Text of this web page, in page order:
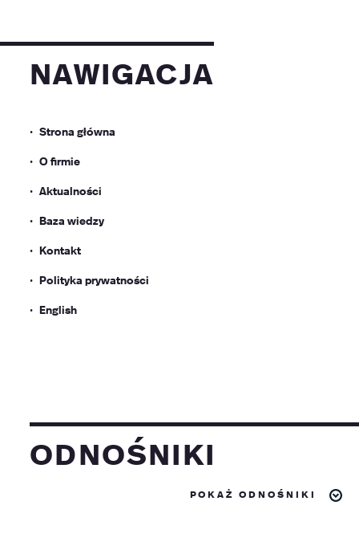
nawigacja
Strona główna
O firmie
Aktualności
Baza wiedzy
Kontakt
Polityka prywatności
English
odnośniki
pokaż odnośniki